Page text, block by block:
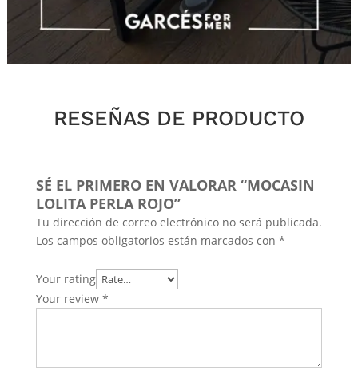
RESEÑAS DE PRODUCTO
SÉ EL PRIMERO EN VALORAR “MOCASIN
LOLITA PERLA ROJO”
Tu dirección de correo electrónico no será publicada.
Los campos obligatorios están marcados con *
Your rating
Your review *